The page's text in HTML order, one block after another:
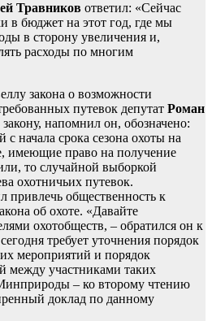
Травников ответил: «Сейчас
в бюджет на этот год, где мы
в сторону увеличения и,
расходы по многим
закона о возможности
путевок депутат Роман
напомнил он, обозначено:
с начала срока сезона охоты на
имеющие право на получение
то случайной выборкой
охотничьих путевок.
привлечь общественность к
об охоте. «Давайте
охотобществ, – обратился он к
требует уточнения порядок
мероприятий и порядок
между участниками таких
– ко второму чтению
доклад по данному